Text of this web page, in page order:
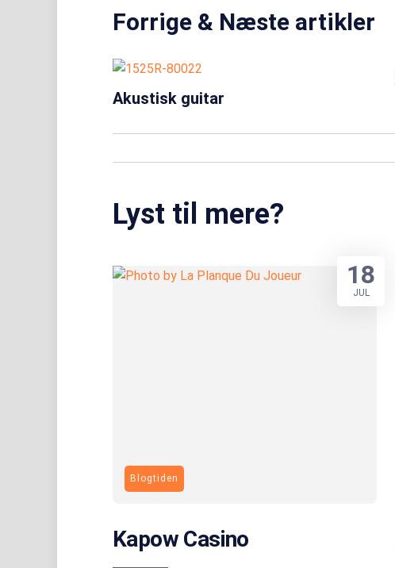
Forrige & Næste artikler
Akustisk guitar
Lyst til mere?
Blogtiden
Kapow Casino
18
JUL